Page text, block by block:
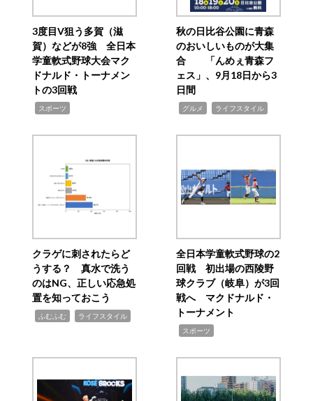
3度目V狙う多賀（滋
賀）などが8強 全日本
学童軟式野球大会マク
ドナルド・トーナメン
トの3回戦
スポーツ
秋の日比谷公園に青森
のおいしいものが大集
合 「んめぇ青森フ
ェス」、9月18日から3
日間
グルメ ライフスタイル
クラゲに刺されたらど
うする？ 真水で洗う
のはNG、正しい応急処
置を知っておこう
ふむふむ ライフスタイル
全日本学童軟式野球の2
回戦 初出場の西陵野
球クラブ（岐阜）が3回
戦へ マクドナルド・
トーナメント
スポーツ